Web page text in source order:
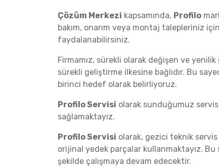
Çözüm Merkezi kapsamında, Profilo
bakım, onarım veya montaj talepleriniz
faydalanabilirsiniz.
Firmamız, sürekli olarak değişen ve
sürekli geliştirme ilkesine bağlıdır. Bu
birinci hedef olarak belirliyoruz.
Profilo Servisi olarak sunduğumuz
sağlamaktayız.
Profilo Servisi olarak, gezici teknik servis
orijinal yedek parçalar kullanmaktayız.
şekilde çalışmaya devam edecektir.